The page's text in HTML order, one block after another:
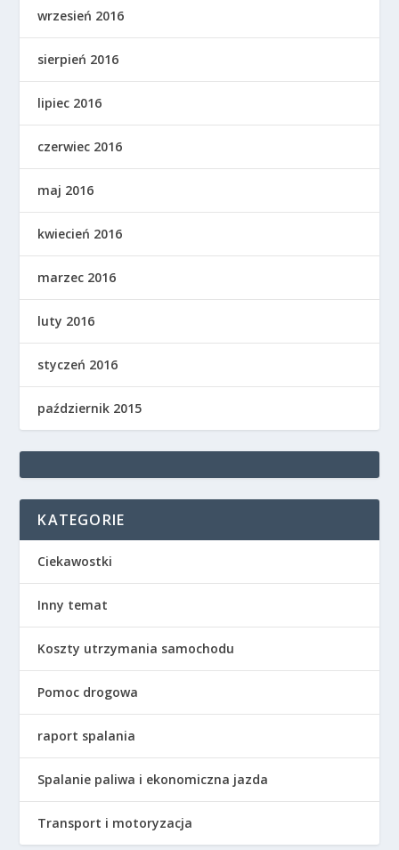
wrzesień 2016
sierpień 2016
lipiec 2016
czerwiec 2016
maj 2016
kwiecień 2016
marzec 2016
luty 2016
styczeń 2016
październik 2015
KATEGORIE
Ciekawostki
Inny temat
Koszty utrzymania samochodu
Pomoc drogowa
raport spalania
Spalanie paliwa i ekonomiczna jazda
Transport i motoryzacja